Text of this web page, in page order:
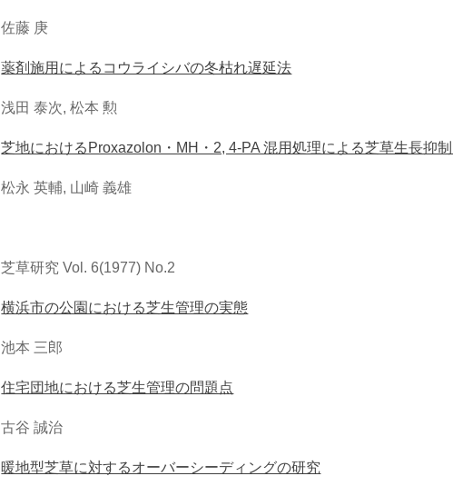
佐藤 庚
薬剤施用によるコウライシバの冬枯れ遅延法
浅田 泰次, 松本 勲
芝地におけるProxazolon・MH・2, 4-PA 混用処理による芝草生長抑
松永 英輔, 山崎 義雄
芝草研究 Vol. 6(1977) No.2
横浜市の公園における芝生管理の実態
池本 三郎
住宅団地における芝生管理の問題点
古谷 誠治
暖地型芝草に対するオーバーシーディングの研究